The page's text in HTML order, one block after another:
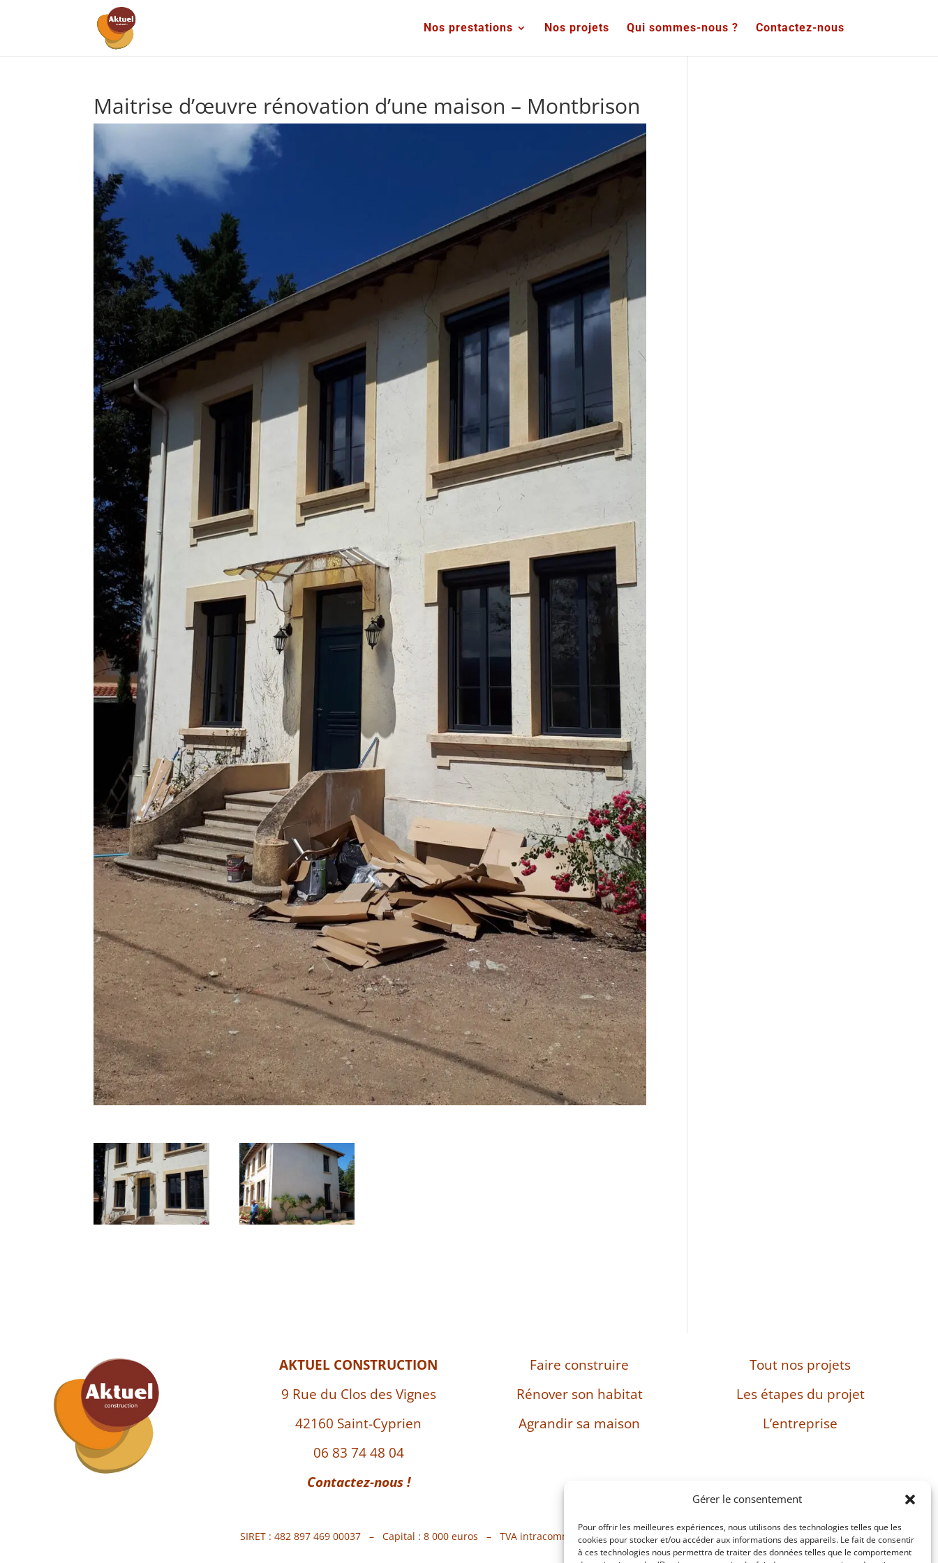
Gérer le consentement
Pour offrir les meilleures expériences, nous utilisons des technologies telles que les
cookies pour stocker et/ou accéder aux informations des appareils. Le fait de consentir
à ces technologies nous permettra de traiter des données telles que le comportement
Nos prestations Nos projets Qui sommes-nous ? Contactez-nous
Maitrise d’œuvre rénovation d’une maison – Montbrison
AKTUEL CONSTRUCTION
9 Rue du Clos des Vignes
42160 Saint-Cyprien
06 83 74 48 04
Contactez-nous !
Faire construire
Rénover son habitat
Agrandir sa maison
Tout nos projets
Les étapes du projet
L’entreprise
SIRET : 482 897 469 00037 – Capital : 8 000 euros – TVA intracommunautaire : FR38482897469